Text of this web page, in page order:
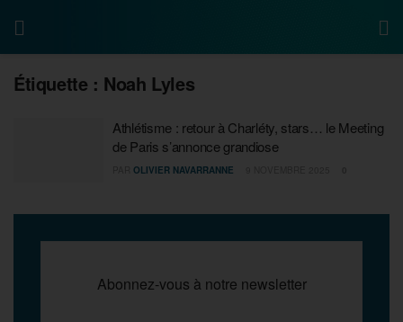
Étiquette : Noah Lyles
Athlétisme : retour à Charléty, stars… le Meeting
de Paris s’annonce grandiose
OLIVIER NAVARRANNE
Abonnez-vous à notre newsletter